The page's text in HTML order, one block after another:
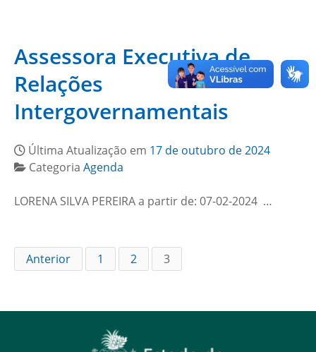
Assessora Executiva de
Relações
Intergovernamentais
Última Atualização em 17 de outubro de 2024
Categoria Agenda
LORENA SILVA PEREIRA a partir de: 07-02-2024 …
Anterior 1 2 3